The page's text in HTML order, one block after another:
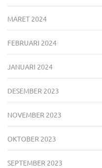
MARET 2024
FEBRUARI 2024
JANUARI 2024
DESEMBER 2023
NOVEMBER 2023
OKTOBER 2023
SEPTEMBER 2023